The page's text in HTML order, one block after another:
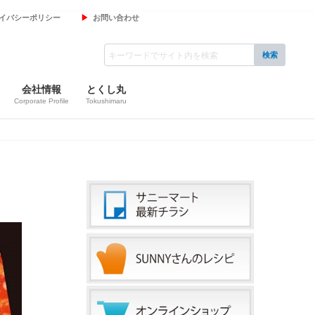
バシーポリシー お問い合わせ
会社情報
Corporate Profile
とくし丸
Tokushimaru